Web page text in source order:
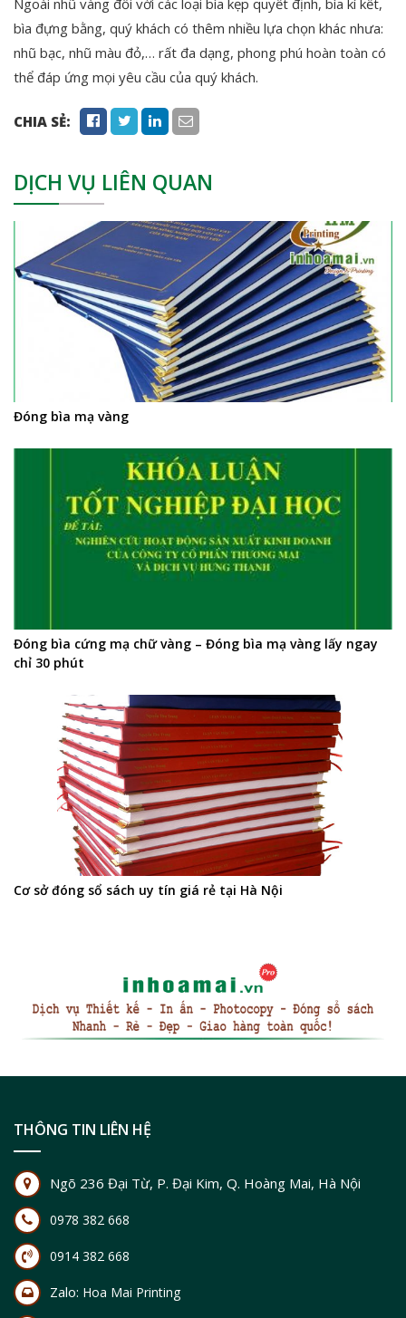
Ngoài nhũ vàng đối với các loại bìa kẹp quyết định, bìa kí kết,
bìa đựng bằng, quý khách có thêm nhiều lựa chọn khác nhưa:
nhũ bạc, nhũ màu đỏ,… rất đa dạng, phong phú hoàn toàn có
thể đáp ứng mọi yêu cầu của quý khách.
CHIA SẺ:
DỊCH VỤ LIÊN QUAN
Đóng bìa mạ vàng
Đóng bìa cứng mạ chữ vàng – Đóng bìa mạ vàng lấy ngay
chỉ 30 phút
Cơ sở đóng sổ sách uy tín giá rẻ tại Hà Nội
THÔNG TIN LIÊN HỆ
Ngõ 236 Đại Từ, P. Đại Kim, Q. Hoàng Mai, Hà Nội
0978 382 668
0914 382 668
Zalo: Hoa Mai Printing